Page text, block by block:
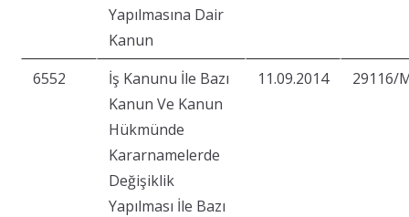
Yapılmasına Dair
Kanun
6552
İş Kanunu İle Bazı
Kanun Ve Kanun
Hükmünde
Kararnamelerde
Değişiklik
Yapılması İle Bazı
11.09.2014 29116/